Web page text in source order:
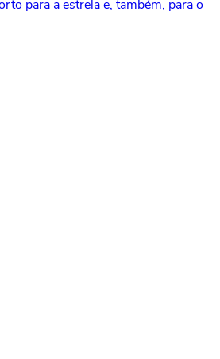
para a estrela e, também, para o